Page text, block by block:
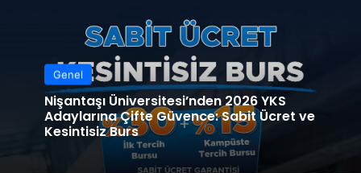
Genel
Nişantaşı Üniversitesi’nden 2026 YKS
Adaylarına Çifte Güvence: Sabit Ücret ve
Kesintisiz Burs